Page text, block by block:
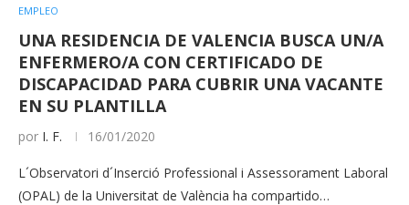
EMPLEO
UNA RESIDENCIA DE VALENCIA BUSCA UN/A
ENFERMERO/A CON CERTIFICADO DE
DISCAPACIDAD PARA CUBRIR UNA VACANTE
EN SU PLANTILLA
por I. F. 16/01/2020
L´Observatori d´Inserció Professional i Assessorament Laboral
(OPAL) de la Universitat de València ha compartido…